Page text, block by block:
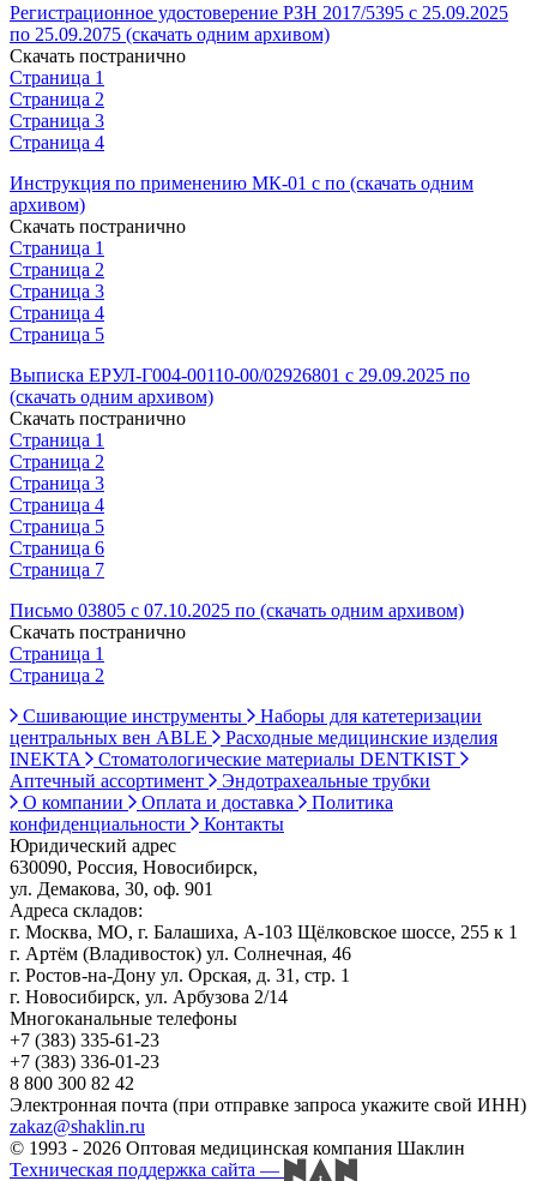
Регистрационное удостоверение РЗН 2017/5395 с 25.09.2025
по 25.09.2075 (скачать одним архивом)
Скачать постранично
Страница 1
Страница 2
Страница 3
Страница 4
Инструкция по применению МК-01 с по (скачать одним
архивом)
Скачать постранично
Страница 1
Страница 2
Страница 3
Страница 4
Страница 5
Выписка ЕРУЛ-Г004-00110-00/02926801 с 29.09.2025 по
(скачать одним архивом)
Скачать постранично
Страница 1
Страница 2
Страница 3
Страница 4
Страница 5
Страница 6
Страница 7
Письмо 03805 с 07.10.2025 по (скачать одним архивом)
Скачать постранично
Страница 1
Страница 2
Сшивающие инструменты
Наборы для катетеризации
центральных вен ABLE
Расходные медицинские изделия
INEKTA
Стоматологические материалы DENTKIST
Аптечный ассортимент
Эндотрахеальные трубки
О компании
Оплата и доставка
Политика
конфиденциальности
Контакты
Юридический адрес
630090, Россия, Новосибирск,
ул. Демакова, 30, оф. 901
Адреса складов:
г. Москва, МО, г. Балашиха, А-103 Щёлковское шоссе, 255 к 1
г. Артём (Владивосток) ул. Солнечная, 46
г. Ростов-на-Дону ул. Орская, д. 31, стр. 1
г. Новосибирск, ул. Арбузова 2/14
Многоканальные телефоны
+7 (383) 335-61-23
+7 (383) 336-01-23
8 800 300 82 42
Электронная почта (при отправке запроса укажите свой ИНН)
zakaz@shaklin.ru
© 1993 - 2026 Оптовая медицинская компания Шаклин
Техническая поддержка сайта —